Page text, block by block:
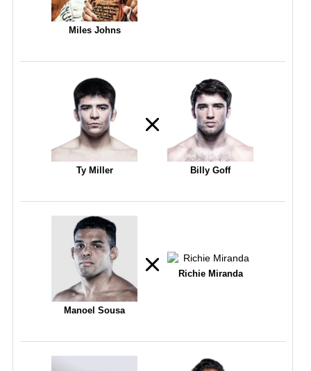
Miles Johns
Ty Miller Billy Goff
Manoel Sousa
Richie Miranda